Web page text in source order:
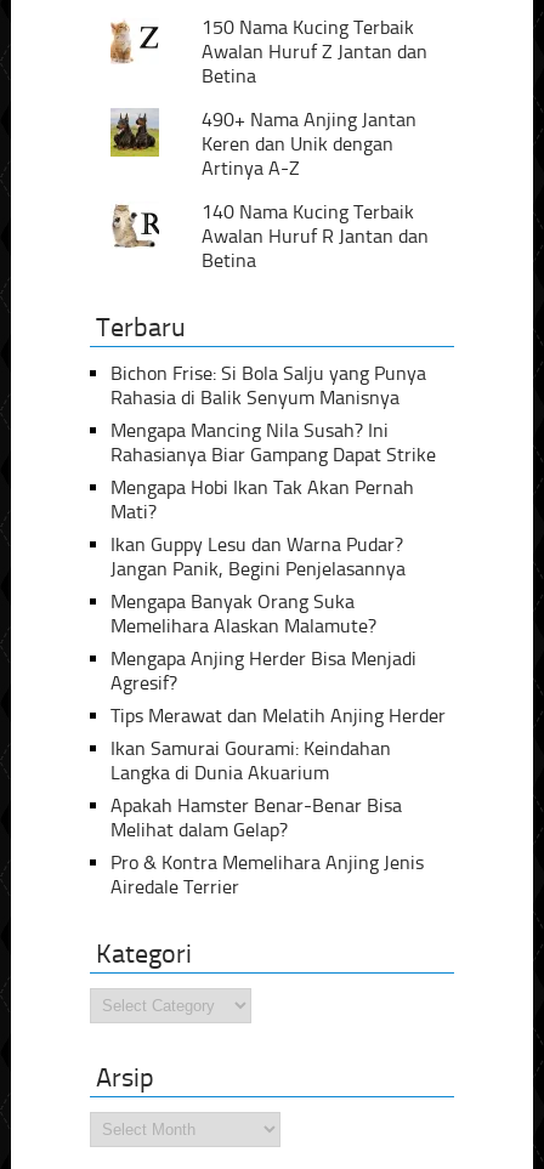
150 Nama Kucing Terbaik
Awalan Huruf Z Jantan dan
Betina
490+ Nama Anjing Jantan
Keren dan Unik dengan
Artinya A-Z
140 Nama Kucing Terbaik
Awalan Huruf R Jantan dan
Betina
Terbaru
Bichon Frise: Si Bola Salju yang Punya
Rahasia di Balik Senyum Manisnya
Mengapa Mancing Nila Susah? Ini
Rahasianya Biar Gampang Dapat Strike
Mengapa Hobi Ikan Tak Akan Pernah
Mati?
Ikan Guppy Lesu dan Warna Pudar?
Jangan Panik, Begini Penjelasannya
Mengapa Banyak Orang Suka
Memelihara Alaskan Malamute?
Mengapa Anjing Herder Bisa Menjadi
Agresif?
Tips Merawat dan Melatih Anjing Herder
Ikan Samurai Gourami: Keindahan
Langka di Dunia Akuarium
Apakah Hamster Benar-Benar Bisa
Melihat dalam Gelap?
Pro & Kontra Memelihara Anjing Jenis
Airedale Terrier
Kategori
Kategori
Arsip
Arsip